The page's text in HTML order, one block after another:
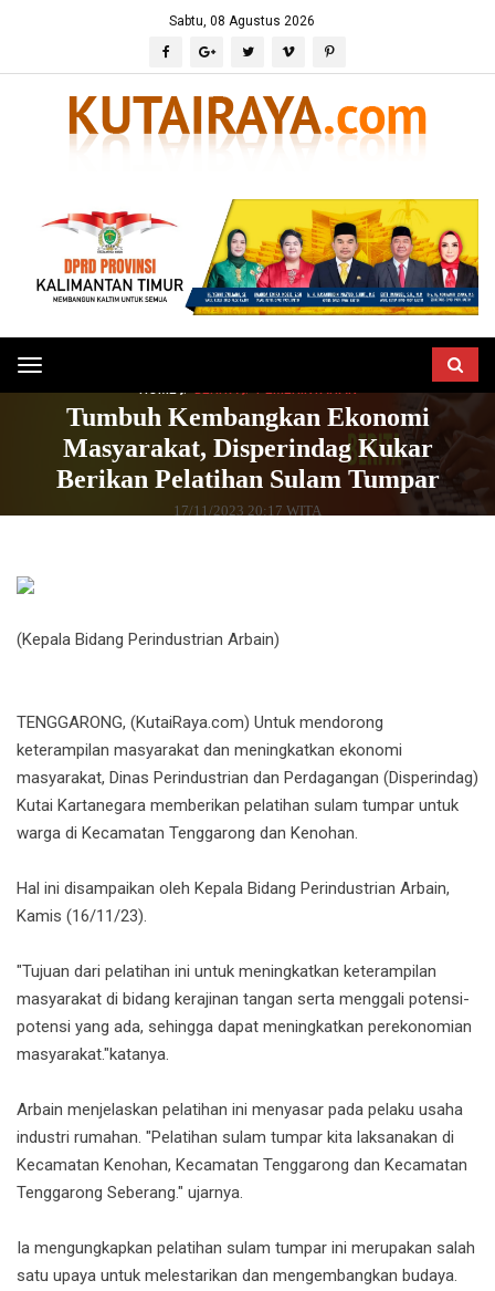
Sabtu, 08 Agustus 2026
Toggle
navigation
Tumbuh Kembangkan Ekonomi
Masyarakat, Disperindag Kukar
Berikan Pelatihan Sulam Tumpar
17/11/2023 20:17 WITA
(Kepala Bidang Perindustrian Arbain)
TENGGARONG, (KutaiRaya.com) Untuk mendorong
keterampilan masyarakat dan meningkatkan ekonomi
masyarakat, Dinas Perindustrian dan Perdagangan (Disperindag)
Kutai Kartanegara memberikan pelatihan sulam tumpar untuk
warga di Kecamatan Tenggarong dan Kenohan.
Hal ini disampaikan oleh Kepala Bidang Perindustrian Arbain,
Kamis (16/11/23).
"Tujuan dari pelatihan ini untuk meningkatkan keterampilan
masyarakat di bidang kerajinan tangan serta menggali potensi-
potensi yang ada, sehingga dapat meningkatkan perekonomian
masyarakat."katanya.
Arbain menjelaskan pelatihan ini menyasar pada pelaku usaha
industri rumahan. "Pelatihan sulam tumpar kita laksanakan di
Kecamatan Kenohan, Kecamatan Tenggarong dan Kecamatan
Tenggarong Seberang." ujarnya.
Ia mengungkapkan pelatihan sulam tumpar ini merupakan salah
satu upaya untuk melestarikan dan mengembangkan budaya.